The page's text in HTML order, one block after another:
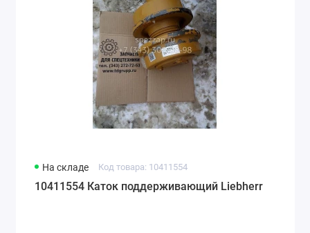
На складе Код товара: 10411554
10411554 Каток поддерживающий Liebherr